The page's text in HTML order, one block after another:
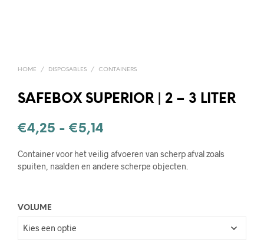
HOME / DISPOSABLES / CONTAINERS
SAFEBOX SUPERIOR | 2 – 3 LITER
€4,25 - €5,14
€4,25
tot
Container voor het veilig afvoeren van scherp afval zoals
spuiten, naalden en andere scherpe objecten.
VOLUME